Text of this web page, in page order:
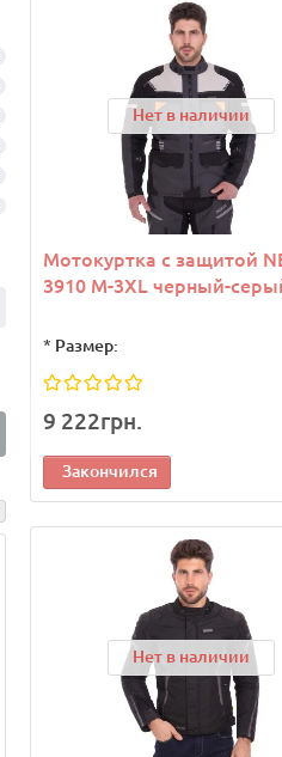
Нет в наличии
Мотокуртка с защитой
3910 M-3XL черный-
* Размер:
9 222грн.
Закончился
Нет в наличии